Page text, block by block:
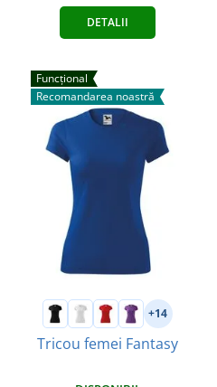
DETALII
Funcțional
Recomandarea noastră
+14
Tricou femei Fantasy